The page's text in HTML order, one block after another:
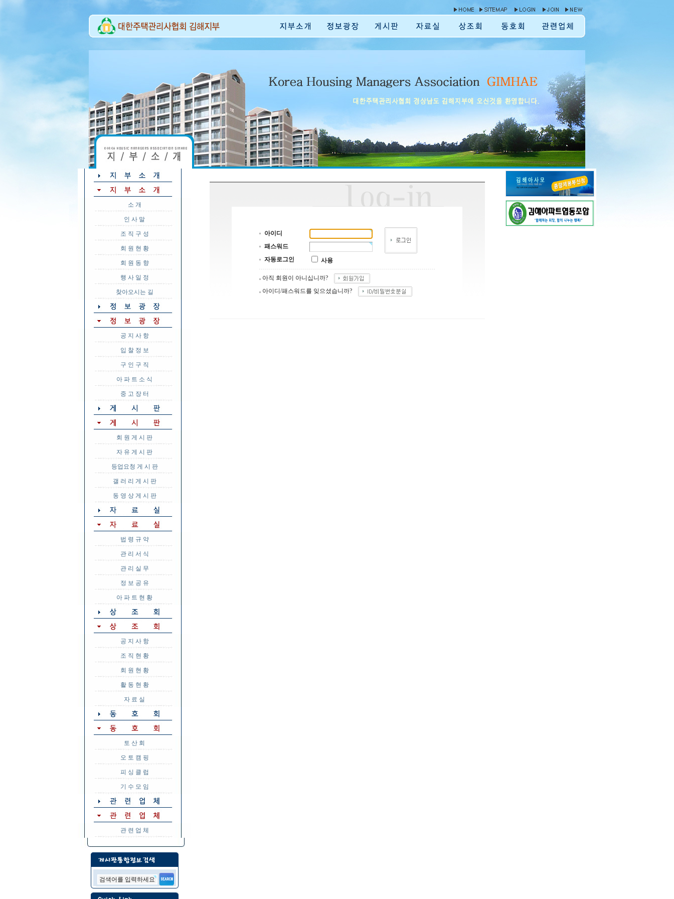
소 개
인 사 말
조 직 구 성
회 원 현 황
회 원 동 향
행 사 일 정
찾아오시는 길
공 지 사 항
입 찰 정 보
구 인 구 직
아 파 트 소 식
중 고 장 터
회 원 게 시 판
자 유 게 시 판
등업요청 게 시 판
갤 러 리 게 시 판
동 영 상 게 시 판
법 령 규 약
관 리 서 식
관 리 실 무
정 보 공 유
아 파 트 현 황
공 지 사 항
조 직 현 황
회 원 현 황
활 동 현 황
자 료 실
토 산 회
오 토 캠 핑
피 싱 클 럽
기 수 모 임
관 련 업 체
아이디
패스워드
자동로그인
사용
아직 회원이 아니십니까?
아이디/패스워드를 잊으셨습니까?